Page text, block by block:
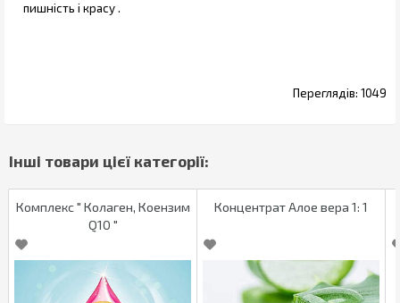
пишність і красу .
1049
Комплекс " Колаген, Коензим
Q10 "
Концентрат Алое вера 1: 1